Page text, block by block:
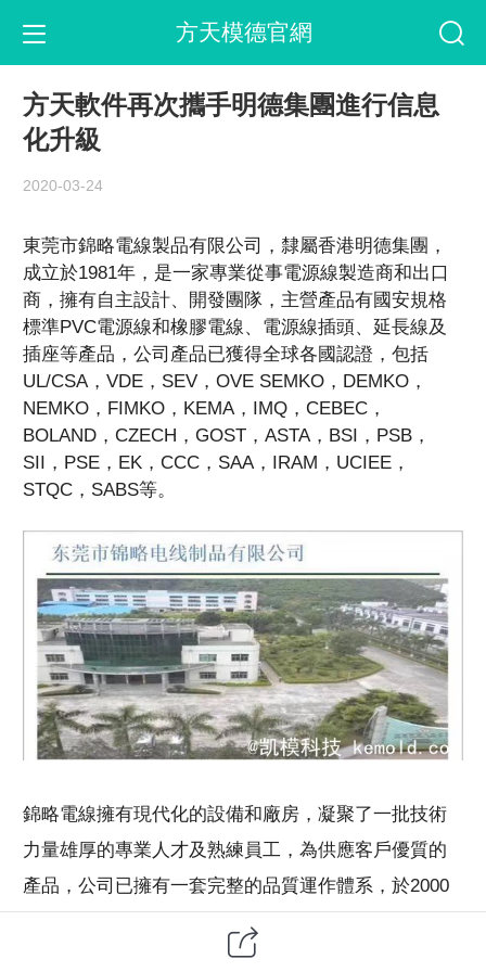
方天模德官網
方天軟件再次攜手明德集團進行信息
化升級
2020-03-24
東莞市錦略電線製品有限公司，隸屬香港明德集團，
成立於1981年，是一家專業從事電源線製造商和出口
商，擁有自主設計、開發團隊，主營產品有國安規格
標準PVC電源線和橡膠電線、電源線插頭、延長線及
插座等產品，公司產品已獲得全球各國認證，包括
UL/CSA，VDE，SEV，OVE SEMKO，DEMKO，
NEMKO，FIMKO，KEMA，IMQ，CEBEC，
BOLAND，CZECH，GOST，ASTA，BSI，PSB，
SII，PSE，EK，CCC，SAA，IRAM，UCIEE，
STQC，SABS等。
錦略電線擁有現代化的設備和廠房，凝聚了一批技術
力量雄厚的專業人才及熟練員工，為供應客戶優質的
產品，公司已擁有一套完整的品質運作體系，於2000
年獲得ASTA ISO 9001認證。從設計、開發、模具設計
與製作、生產工藝均由嚴緊的檢測程式控制，以滿足